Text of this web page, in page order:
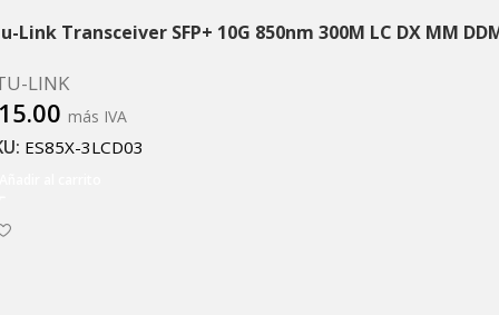
Link Transceiver SFP+ 10G 850nm 300M LC DX MM
LINK
más IVA
ES85X-3LCD03